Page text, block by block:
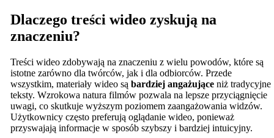
Dlaczego treści wideo zyskują na
znaczeniu?
Treści wideo zdobywają na znaczeniu z wielu powodów, które są
istotne zarówno dla twórców, jak i dla odbiorców. Przede
wszystkim, materiały wideo są bardziej angażująceniż tradycyjne
teksty. Wzrokowa natura filmów pozwala na lepsze przyciągnięcie
uwagi, co skutkuje wyższym poziomem zaangażowania widzów.
Użytkownicy często preferują oglądanie wideo, ponieważ
przyswajają informacje w sposób szybszy i bardziej intuicyjny.